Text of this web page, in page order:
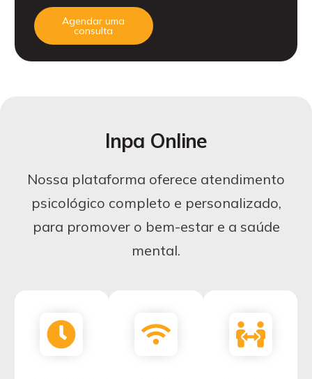
Agendar uma
consulta
Inpa Online
Nossa plataforma oferece atendimento
psicológico completo e personalizado,
para promover o bem-estar e a saúde
mental.